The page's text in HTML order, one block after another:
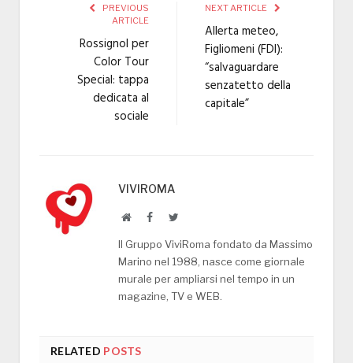
PREVIOUS
ARTICLE
Rossignol per
Color Tour
Special: tappa
dedicata al
sociale
NEXT ARTICLE
Allerta meteo,
Figliomeni (FDI):
“salvaguardare
senzatetto della
capitale”
VIVIROMA
WebsiteFacebookTwitter
Il Gruppo ViviRoma fondato da Massimo
Marino nel 1988, nasce come giornale
murale per ampliarsi nel tempo in un
magazine, TV e WEB.
RELATED POSTS